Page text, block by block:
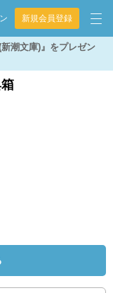
新規会員登録
潮文庫)』をプレゼン